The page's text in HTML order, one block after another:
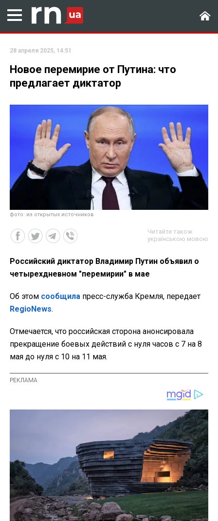
28 апреля 2025, 14:51
Новое перемирие от Путина: что
предлагает диктатор
фото: из открытых источников
Читайте також
українською мовою
Российский диктатор Владимир Путин объявил о
четырехдневном "перемирии" в мае
Об этом сообщила пресс-служба Кремля, передает
RegioNews.
Отмечается, что российская сторона анонсировала
прекращение боевых действий с нуля часов с 7 на 8
мая до нуля с 10 на 11 мая.